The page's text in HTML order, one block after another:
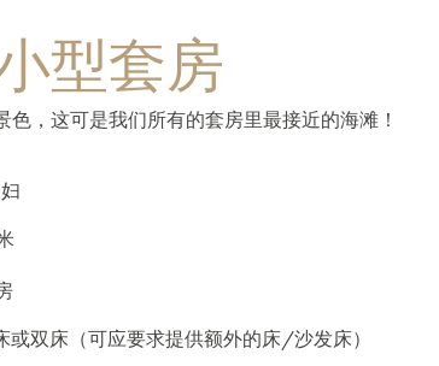
型套房
色，这可是我们所有的套房里最接近的海滩！
或双床（可应要求提供额外的床/沙发床）